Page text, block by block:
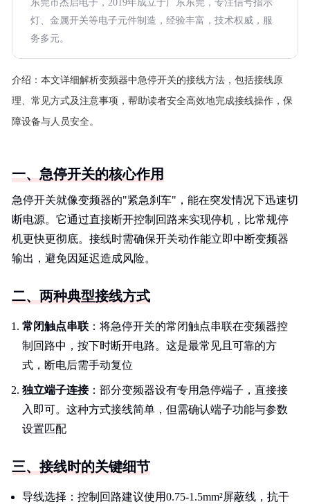
东莞市杰启电子，2019年成立于广东东莞，专注信号指示
灯、金属开关等电子元件制造，经验丰富，技术权威，服
务多元。
介绍： 本文详细解析变频器中急停开关的接线方法，包括接线原
理、常见方式及注意事项，帮助读者安全高效地完成接线操作，保
障设备与人员安全。
一、急停开关的核心作用
急停开关就像变频器的"紧急刹车"，能在突发情况下迅速切
断电源。它通过直接断开控制回路来实现停机，比常规停
机更快更彻底。接线时需确保开关动作能立即中断变频器
输出，避免因延迟造成风险。
二、两种典型接线方式
常闭触点串联 ：将急停开关的常闭触点串联在变频器控
制回路中，按下时断开电路。这是最常见且可靠的方
式，断电后需手动复位
独立端子连接：部分变频器设有专用急停端子，直接接
入即可。这种方式接线简单，但需确认端子功能与参数
设置匹配
三、接线时的关键细节
导线选择：控制回路建议使用0.75-1.5mm²屏蔽线，抗干